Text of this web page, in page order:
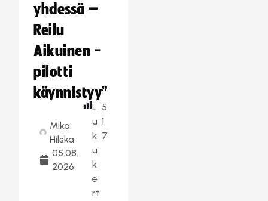
yhdessä –
Reilu
Aikuinen -
pilotti
käynnistyy”
Mika
Hilska
05.08.
2026
L
u
k
u
k
e
rt
5
1
7